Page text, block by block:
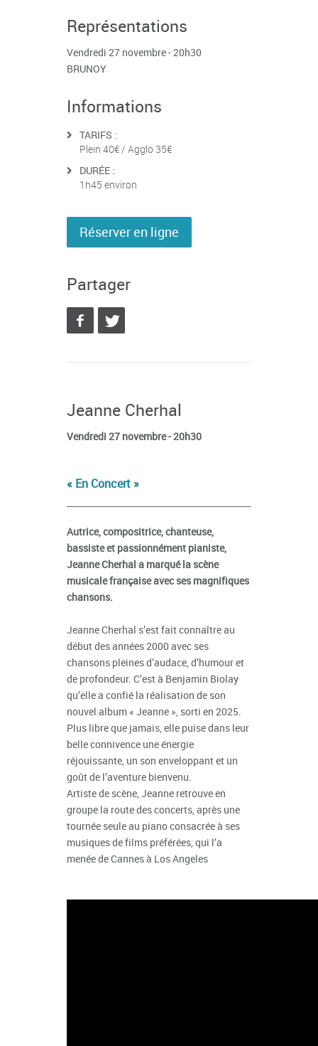
Représentations
Vendredi 27 novembre - 20h30
BRUNOY
Informations
TARIFS :
Plein 40€ / Agglo 35€
DURÉE :
1h45 environ
Réserver en ligne
Partager
Jeanne Cherhal
Vendredi 27 novembre - 20h30
« En Concert »
Autrice, compositrice, chanteuse,
bassiste et passionnément pianiste,
Jeanne Cherhal a marqué la scène
musicale française avec ses magnifiques
chansons.
Jeanne Cherhal s’est fait connaître au
début des années 2000 avec ses
chansons pleines d’audace, d’humour et
de profondeur. C’est à Benjamin Biolay
qu’elle a confié la réalisation de son
nouvel album « Jeanne », sorti en 2025.
Plus libre que jamais, elle puise dans leur
belle connivence une énergie
réjouissante, un son enveloppant et un
goût de l’aventure bienvenu.
Artiste de scène, Jeanne retrouve en
groupe la route des concerts, après une
tournée seule au piano consacrée à ses
musiques de films préférées, qui l’a
menée de Cannes à Los Angeles